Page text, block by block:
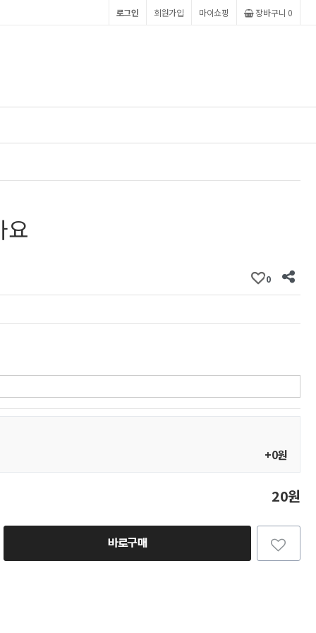
장바구니 0
마이쇼핑
회원가입
로그인
요
0
+0원
20원
바로구매